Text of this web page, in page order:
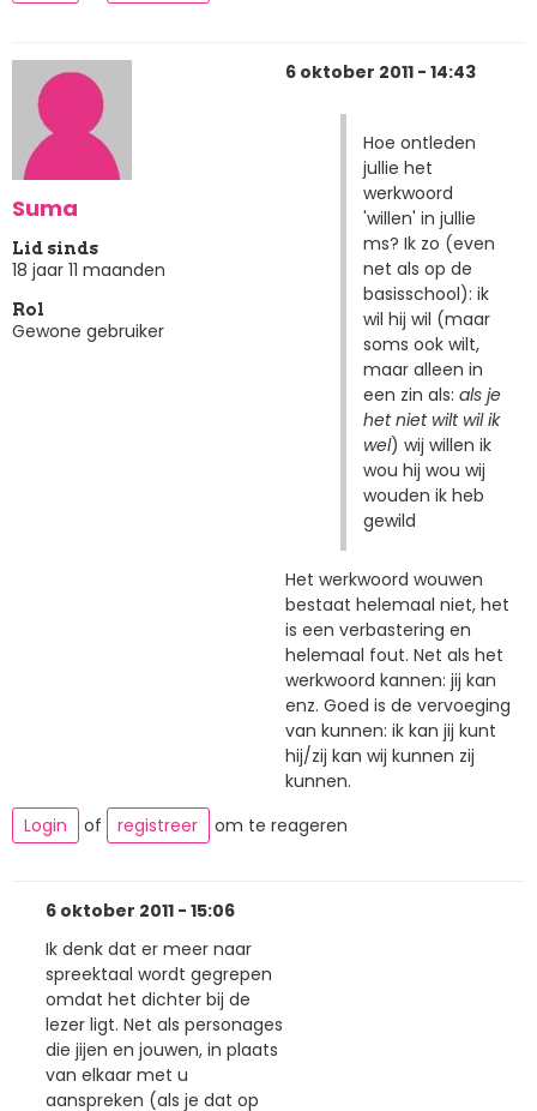
Suma
Lid sinds
18 jaar 11 maanden
Rol
Gewone gebruiker
6 oktober 2011 - 14:43
Hoe ontleden
jullie het
werkwoord
'willen' in jullie
ms? Ik zo (even
net als op de
basisschool): ik
wil hij wil (maar
soms ook wilt,
maar alleen in
een zin als: als je
het niet wilt wil ik
wel) wij willen ik
wou hij wou wij
wouden ik heb
gewild
Het werkwoord wouwen
bestaat helemaal niet, het
is een verbastering en
helemaal fout. Net als het
werkwoord kannen: jij kan
enz. Goed is de vervoeging
van kunnen: ik kan jij kunt
hij/zij kan wij kunnen zij
kunnen.
Login
of registreer om te reageren
6 oktober 2011 - 15:06
Ik denk dat er meer naar
spreektaal wordt gegrepen
omdat het dichter bij de
lezer ligt. Net als personages
die jijen en jouwen, in plaats
van elkaar met u
aanspreken (als je dat op